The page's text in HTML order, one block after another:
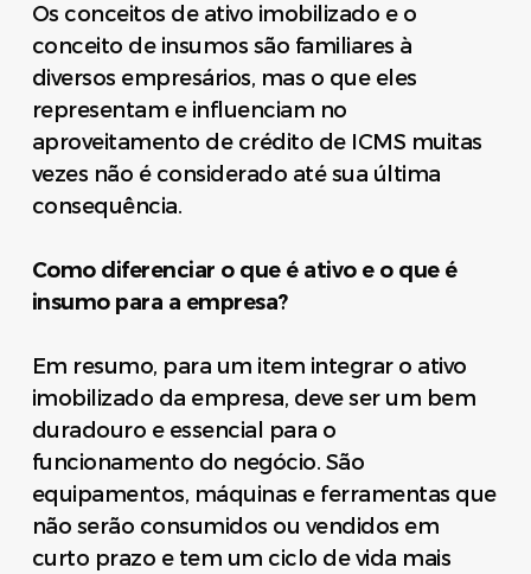
Os conceitos de ativo imobilizado e o
conceito de insumos são familiares à
diversos empresários, mas o que eles
representam e influenciam no
aproveitamento de crédito de ICMS muitas
vezes não é considerado até sua última
consequência.
Como diferenciar o que é ativo e o que é
insumo para a empresa?
Em resumo, para um item integrar o ativo
imobilizado da empresa, deve ser um bem
duradouro e essencial para o
funcionamento do negócio. São
equipamentos, máquinas e ferramentas que
não serão consumidos ou vendidos em
curto prazo e tem um ciclo de vida mais